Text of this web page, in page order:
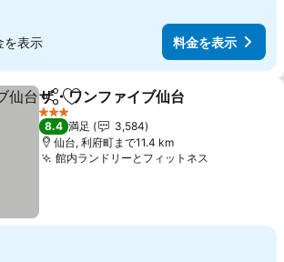
を表示 料金を表示
シェアお気に入りに追加
ザ・ワンファイブ仙台
3 ホテルのランク
8.4 満足
3,584
仙台, 利府町まで11.4 km
館内ランドリーとフィットネス